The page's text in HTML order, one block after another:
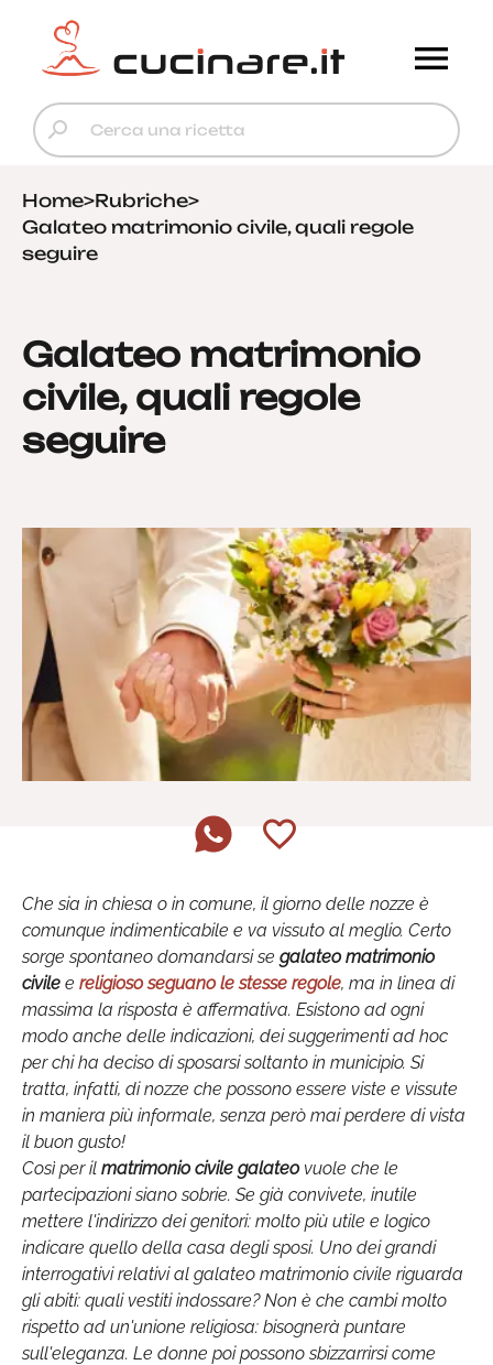
Home>Rubriche>
Galateo matrimonio civile, quali regole
seguire
Galateo matrimonio
civile, quali regole
seguire
Che sia in chiesa o in comune, il giorno delle nozze è
comunque indimenticabile e va vissuto al meglio. Certo
sorge spontaneo domandarsi se galateo matrimonio
civile e religioso seguano le stesse regole, ma in linea di
massima la risposta è affermativa. Esistono ad ogni
modo anche delle indicazioni, dei suggerimenti ad hoc
per chi ha deciso di sposarsi soltanto in municipio. Si
tratta, infatti, di nozze che possono essere viste e vissute
in maniera più informale, senza però mai perdere di vista
il buon gusto!
Così per il matrimonio civile galateovuole che le
partecipazioni siano sobrie. Se già convivete, inutile
mettere l'indirizzo dei genitori: molto più utile e logico
indicare quello della casa degli sposi. Uno dei grandi
interrogativi relativi al galateo matrimonio civile riguarda
gli abiti: quali vestiti indossare? Non è che cambi molto
rispetto ad un'unione religiosa: bisognerà puntare
sull'eleganza. Le donne poi possono sbizzarrirsi come